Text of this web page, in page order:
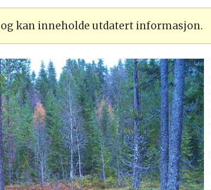
kan inneholde utdatert informasjon.